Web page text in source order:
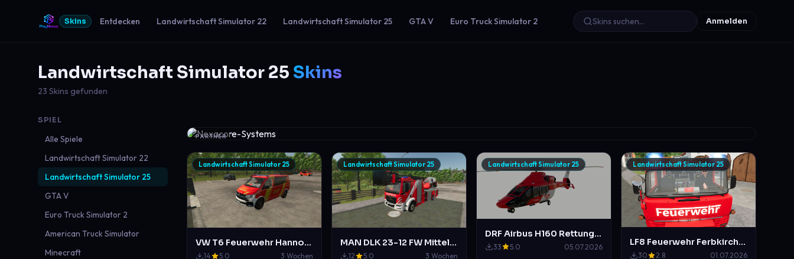
Skins Entdecken Landwirtschaft Simulator 22 Landwirtschaft Simulator 25 GTA V Euro Truck Simulator 2 Anmelden
Landwirtschaft Simulator 25 Skins
23 Skins gefunden
SPIEL
Alle Spiele
Landwirtschaft Simulator 22
Landwirtschaft Simulator 25
GTA V
Euro Truck Simulator 2
American Truck Simulator
Minecraft
PARTNER
Landwirtschaft Simulator 25
VW T6 Feuerwehr Hannover NEF und ELW 1
14 5.0 3 Wochen
Landwirtschaft Simulator 25
MAN DLK 23-12 FW Mittelberg im Duisburger Design
12 5.0 3 Wochen
Landwirtschaft Simulator 25
DRF Airbus H160 Rettungshubschrauber
33 5.0 05.07.2026
Landwirtschaft Simulator 25
LF8 Feuerwehr Ferbkirchen
30 2.8 01.07.2026